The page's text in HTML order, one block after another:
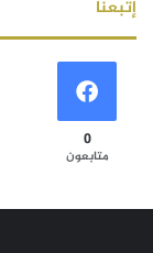
إتبعنا
0
متابعون